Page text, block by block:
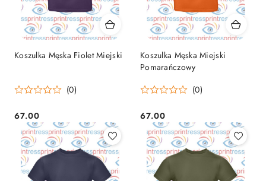
Koszulka Męska Fiolet Miejski
(0)
Cena:
67.00
Koszulka Męska Miejski
Pomarańczowy
(0)
Cena:
67.00